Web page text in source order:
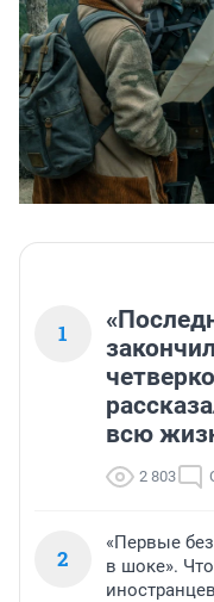
1
всю
2 803
2
«Первые
в шоке».